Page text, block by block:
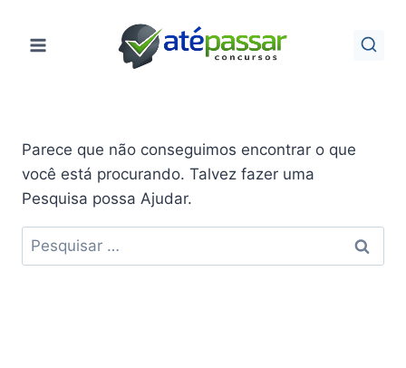
para
Parece que não conseguimos encontrar o que
você está procurando. Talvez fazer uma
Pesquisa possa Ajudar.
Pesquisar
por: